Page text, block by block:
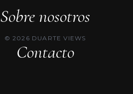
Sobre nosotros
Contacto
© 2026 DUARTE VIEWS